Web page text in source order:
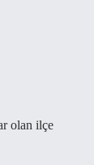
olan ilçe